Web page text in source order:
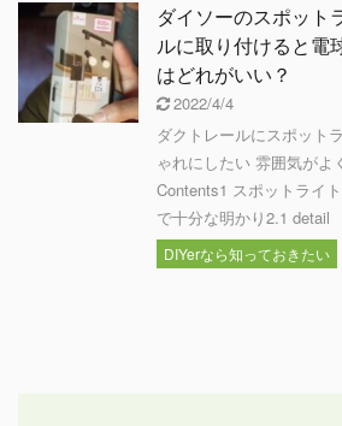
ダイソーのスポット
ルに取り付けると電
はどれがいい？
2022/4/4
ダクトレールにスポット
ゃれにしたい 雰囲気がよ
Contents1 スポットライ
で十分な明かり2.1
DIYerなら知っておきたい